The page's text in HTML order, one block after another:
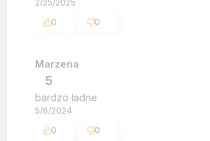
2/25/2025
0
0
Marzena
5
bardzo ładne
5/6/2024
0
0